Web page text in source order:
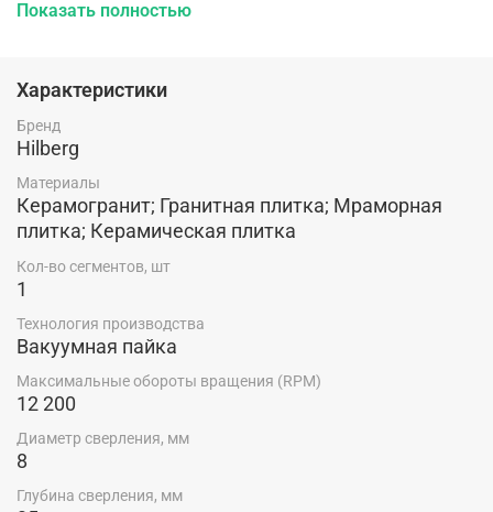
оснащены техническим воском, который способствует
Показать полностью
Характеристики
Бренд
Hilberg
Материалы
Керамогранит; Гранитная плитка; Мраморная
плитка; Керамическая плитка
Кол-во сегментов, шт
1
Технология производства
Вакуумная пайка
Максимальные обороты вращения (RPM)
12 200
Диаметр сверления, мм
8
Глубина сверления, мм